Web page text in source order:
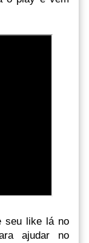
seu like lá no
ajudar no